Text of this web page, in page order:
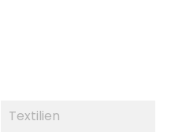
Textilien